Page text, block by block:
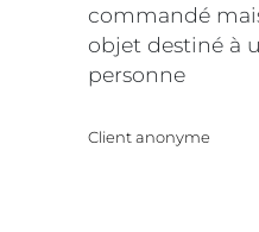
commandé
objet destiné à
personne
Client anonyme